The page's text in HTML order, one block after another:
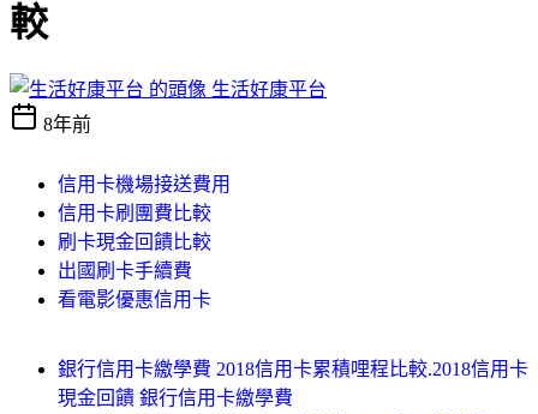
較
生活好康平台
8年前
信用卡機場接送費用
信用卡刷團費比較
刷卡現金回饋比較
出國刷卡手續費
看電影優惠信用卡
銀行信用卡繳學費 2018信用卡累積哩程比較.2018信用卡
現金回饋 銀行信用卡繳學費